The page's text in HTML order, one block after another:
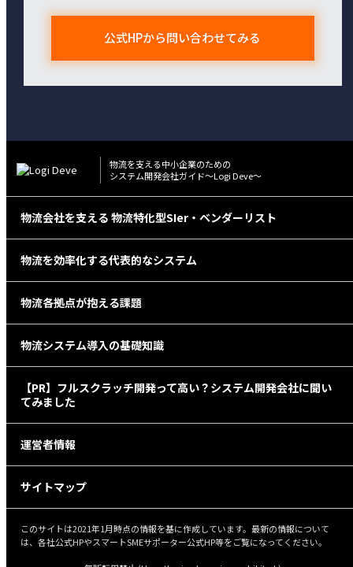
公式HPから問い合わせてみる
物流を⽀える中⼩企業のための
システム開発会社ガイド〜Logi Deve〜
物流会社を支える 物流特化型SIer・ベンダーリスト
物流を効率化する代表的なシステム
物流各拠点が抱える課題
物流システム導入の基礎知識
【PR】フルスクラッチ開発って高い？システム開発会社に聞い
てみました
運営者情報
サイトマップ
このサイトは2021年1月時点の情報を基に作成しています。最新の情報について
は、各社公式HPやスマートSMEサポーター公式HP等をご覧になってください。